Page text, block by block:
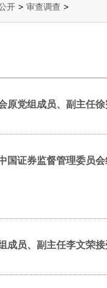
开 > 审查调查 >
原党组成员、副主任
国证券监督管理委员
成员、副主任李文荣